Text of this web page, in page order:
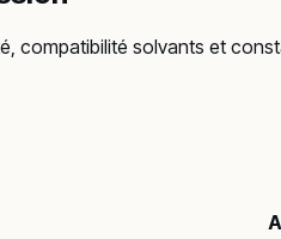
compatibilité solvants et